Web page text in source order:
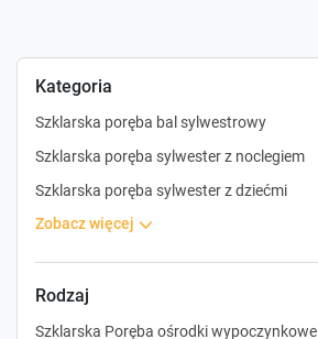
Kategoria
Szklarska poręba bal sylwestrowy
Szklarska poręba sylwester z noclegiem
Szklarska poręba sylwester z dziećmi
zobacz więcej
Rodzaj
Szklarska Poręba ośrodki wypoczynkowe